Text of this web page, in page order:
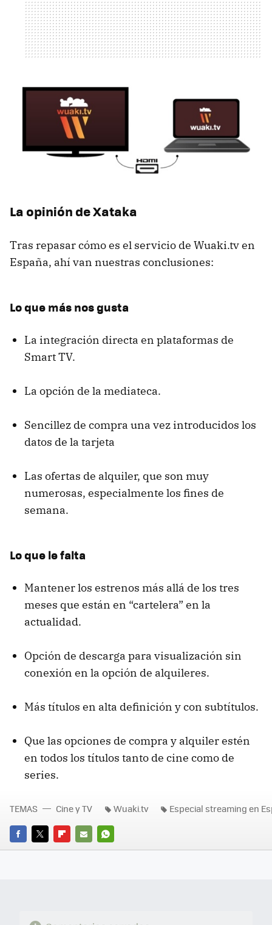
La opinión de Xataka
Tras repasar cómo es el servicio de Wuaki.tv en
España, ahí van nuestras conclusiones:
Lo que más nos gusta
La integración directa en plataformas de
Smart TV.
La opción de la mediateca.
Sencillez de compra una vez introducidos los
datos de la tarjeta
Las ofertas de alquiler, que son muy
numerosas, especialmente los fines de
semana.
Lo que le falta
Mantener los estrenos más allá de los tres
meses que están en “cartelera” en la
actualidad.
Opción de descarga para visualización sin
conexión en la opción de alquileres.
Más títulos en alta definición y con subtítulos.
Que las opciones de compra y alquiler estén
en todos los títulos tanto de cine como de
series.
FACEBOOK
TWITTERFLIPBOARD
E-
WHATSAPP
TEMAS Cine y TV Wuaki.tv Especial streaming en